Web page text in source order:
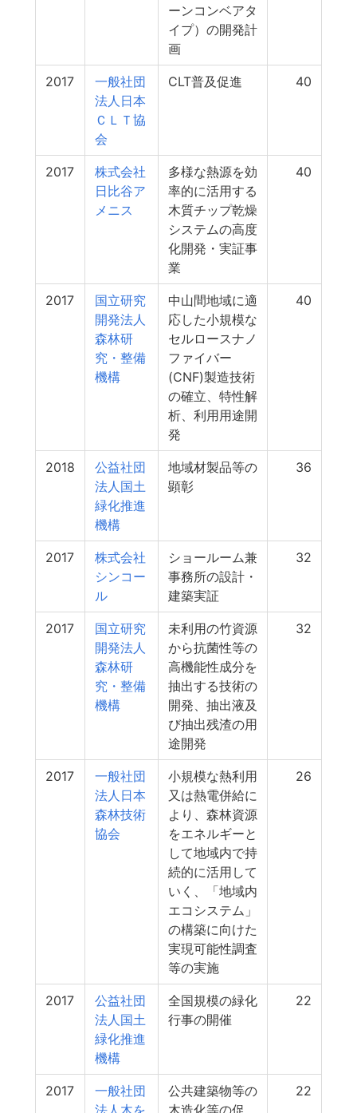
ーンコンベアタ
イプ）の開発計
画
2017
一般社団
法人日本
ＣＬＴ協
会
CLT普及促進 40
2017
株式会社
日比谷ア
メニス
多様な熱源を効
率的に活用する
木質チップ乾燥
システムの高度
化開発・実証事
業
40
2017
国立研究
開発法人
森林研
究・整備
機構
中山間地域に適
応した小規模な
セルロースナノ
ファイバー
(CNF)製造技術
の確立、特性解
析、利用用途開
発
40
2018
公益社団
法人国土
緑化推進
機構
地域材製品等の
顕彰
36
2017
株式会社
シンコー
ル
ショールーム兼
事務所の設計・
建築実証
32
2017
国立研究
開発法人
森林研
究・整備
機構
未利用の竹資源
から抗菌性等の
高機能性成分を
抽出する技術の
開発、抽出液及
び抽出残渣の用
途開発
32
2017
一般社団
法人日本
森林技術
協会
小規模な熱利用
又は熱電併給に
より、森林資源
をエネルギーと
して地域内で持
続的に活用して
いく、「地域内
エコシステム」
の構築に向けた
実現可能性調査
等の実施
26
2017
公益社団
法人国土
緑化推進
機構
全国規模の緑化
行事の開催
22
2017
一般社団
法人木を
公共建築物等の
木造化等の促
22